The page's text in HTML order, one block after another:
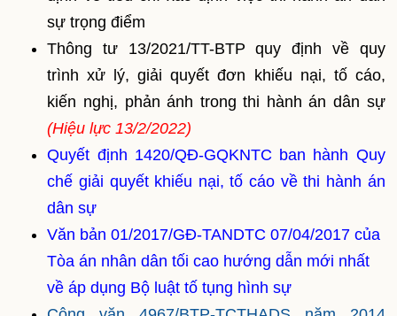
sự trọng điểm
Thông tư 13/2021/TT-BTP quy định về quy
trình xử lý, giải quyết đơn khiếu nại, tố cáo,
kiến nghị, phản ánh trong thi hành án dân sự
(Hiệu lực 13/2/2022)
Quyết định 1420/QĐ-GQKNTC ban hành Quy
chế giải quyết khiếu nại, tố cáo về thi hành án
dân sự
Văn bản 01/2017/GĐ-TANDTC 07/04/2017 của
Tòa án nhân dân tối cao hướng dẫn mới nhất
về áp dụng Bộ luật tố tụng hình sự